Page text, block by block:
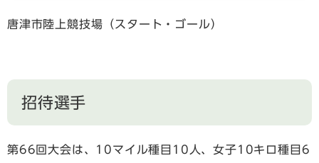
唐津市陸上競技場（スタート・ゴール）
招待選手
第66回大会は、10マイル種目10人、女子10キロ種目6